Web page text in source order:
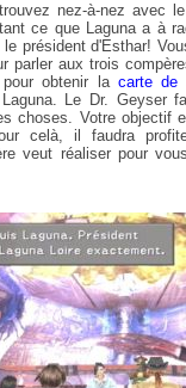
nez-à-nez avec
ce que Laguna a à
président d'Esthar!
parler aux trois
obtenir la carte de
Le Dr. Geyser
choses. Votre objectif
celà, il faudra
veut réaliser pour